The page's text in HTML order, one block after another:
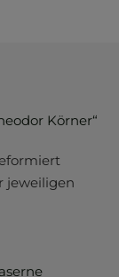
jeweiligen